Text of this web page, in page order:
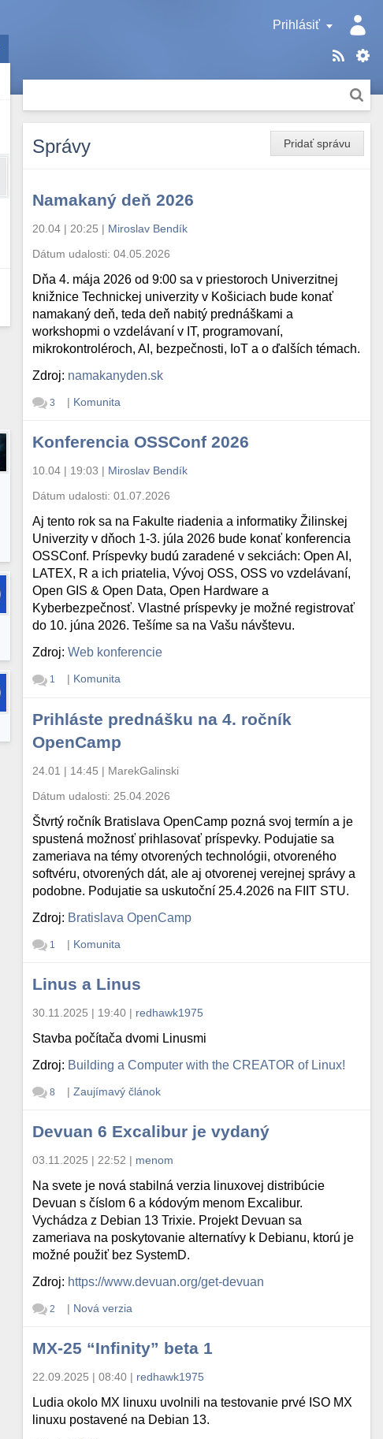
Prihlásiť
Pridať správu
Správy
Namakaný deň 2026
20.04 | 20:25 | Miroslav Bendík
Dátum udalosti:04.05.2026
Dňa 4. mája 2026 od 9:00 sa v priestoroch Univerzitnej
knižnice Technickej univerzity v Košiciach bude konať
namakaný deň, teda deň nabitý prednáškami a
workshopmi o vzdelávaní v IT, programovaní,
mikrokontroléroch, AI, bezpečnosti, IoT a o ďalších témach.
Zdroj: namakanyden.sk
3 | Komunita
Konferencia OSSConf 2026
10.04 | 19:03 | Miroslav Bendík
Dátum udalosti:01.07.2026
Aj tento rok sa na Fakulte riadenia a informatiky Žilinskej
Univerzity v dňoch 1-3. júla 2026 bude konať konferencia
OSSConf. Príspevky budú zaradené v sekciách: Open AI,
LATEX, R a ich priatelia, Vývoj OSS, OSS vo vzdelávaní,
Open GIS & Open Data, Open Hardware a
Kyberbezpečnosť. Vlastné príspevky je možné registrovať
do 10. júna 2026. Tešíme sa na Vašu návštevu.
Zdroj:Web konferencie
1 | Komunita
Prihláste prednášku na 4. ročník
OpenCamp
24.01 | 14:45 | MarekGalinski
Dátum udalosti: 25.04.2026
Štvrtý ročník Bratislava OpenCamp pozná svoj termín a je
spustená možnosť prihlasovať príspevky. Podujatie sa
zameriava na témy otvorených technológii, otvoreného
softvéru, otvorených dát, ale aj otvorenej verejnej správy a
podobne. Podujatie sa uskutoční 25.4.2026 na FIIT STU.
Zdroj: Bratislava OpenCamp
1 | Komunita
Linus a Linus
30.11.2025 | 19:40 | redhawk1975
Stavba počítača dvomi Linusmi
Zdroj: Building a Computer with the CREATOR of Linux!
8 | Zaujímavý článok
Devuan 6 Excalibur je vydaný
03.11.2025 | 22:52 | menom
Na svete je nová stabilná verzia linuxovej distribúcie
Devuan s číslom 6 a kódovým menom Excalibur.
Vychádza z Debian 13 Trixie. Projekt Devuan sa
zameriava na poskytovanie alternatívy k Debianu, ktorú je
možné použiť bez SystemD.
Zdroj: https://www.devuan.org/get-devuan
2 | Nová verzia
MX-25 “Infinity” beta 1
22.09.2025 | 08:40 | redhawk1975
Ludia okolo MX linuxu uvolnili na testovanie prvé ISO MX
linuxu postavené na Debian 13.